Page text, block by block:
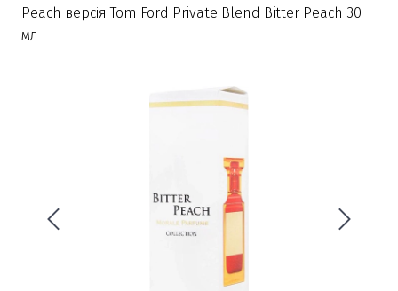
Peach версія Tom Ford Private Blend Bitter Peach 30
мл